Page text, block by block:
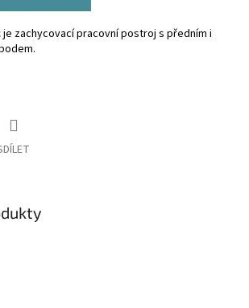
je zachycovací pracovní postroj s předním i